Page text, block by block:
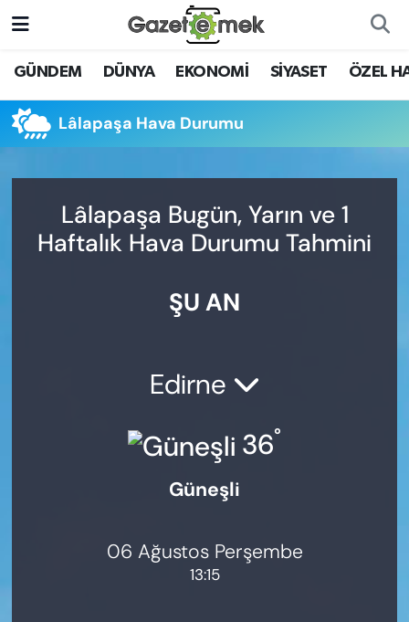
GÜNDEM DÜNYA EKONOMİ SİYASET ÖZEL
Lâlapaşa Hava Durumu
Lâlapaşa Bugün, Yarın ve 1
Haftalık Hava Durumu Tahmini
ŞU AN
Edirne
36°
Güneşli
06 Ağustos Perşembe
13:15
DÜNYA
EKONOMİ
YENİ MEDYADA EMEK
GAZETECİLİĞİNİ GELİŞTİRMEK
KÜLTÜR-SANAT
Nöbetçi Eczaneler
Hava Durumu
Trafik Durumu
Süper Lig Puan Durumu ve Fikstür